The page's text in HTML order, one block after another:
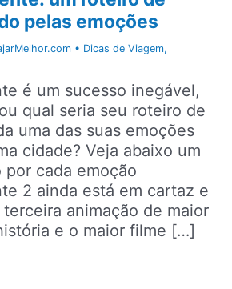
pelas emoções
• Dicas de Viagem,
é um sucesso inegável,
qual seria seu roteiro de
uma das suas emoções
cidade? Veja abaixo um
cada emoção
2 ainda está em cartaz e
animação de maior
e o maior filme […]